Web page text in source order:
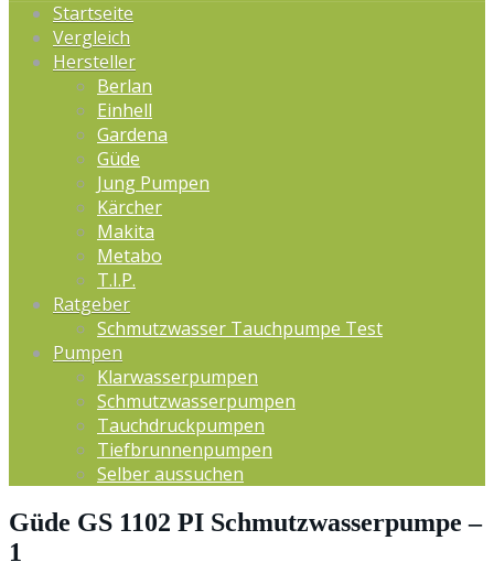
Startseite
Vergleich
Hersteller
Berlan
Einhell
Gardena
Güde
Jung Pumpen
Kärcher
Makita
Metabo
T.I.P.
Ratgeber
Schmutzwasser Tauchpumpe Test
Pumpen
Klarwasserpumpen
Schmutzwasserpumpen
Tauchdruckpumpen
Tiefbrunnenpumpen
Selber aussuchen
Güde GS 1102 PI Schmutzwasserpumpe –
1